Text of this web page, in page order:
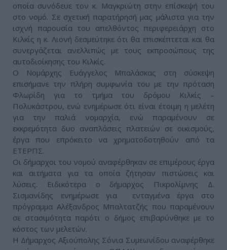
οποία συνόδευε τον κ. Μαγκριώτη στην επίσκεψή του
στο νομό. Σε σχετική παρατήρησή μας μάλιστα για την
ισχνή παρουσία του απελθόντος περιφερειάρχη στο
Κιλκίς η κ. Λιονή δεσμεύτηκε ότι θα επισκέπτεται και θα
συνεργάζεται ανελλιπώς με τους εκπροσώπους της
αυτοδιοίκησης του Κιλκίς.
Ο Νομάρχης Ευάγγελος Μπαλάσκας στη σύσκεψη
επισήμανε την πλήρη συμφωνία του με την πρόταση
Φλωρίδη για το τμήμα του δρόμου Κιλκίς –
Πολυκάστρου, ενώ ενημέρωσε ότι είναι έτοιμη η μελέτη
για την παλιά νομαρχία, ενώ παραμένουν σε
εκκρεμότητα δυο αναπλάσεις πλατειών σε οικισμούς,
έργα που επρόκειτο να χρηματοδοτηθούν από τα
ΕΤΕΡΠΣ.
Οι δήμαρχοι του νομού αναφέρθηκαν σε επιμέρους έργα
και αιτήματα για τα οποία ζήτησαν πιστώσεις και
λύσεις. Ειδικότερα ο δήμαρχος Πικρολίμνης Δ.
Σισμανίδης ενημέρωσε για ενταγμένα έργα στο
πρόγραμμα Αλέξανδρος Μπαλτατζής που παραμένουν
σε στασιμότητα παρότι ο δήμος επιβαρύνθηκε με το
κόστος των μελετών.
Η Δήμαρχος Αξιούπολης Σόνια Συμεωνίδου αναφέρθηκε